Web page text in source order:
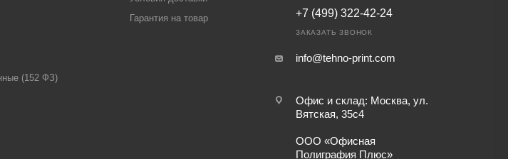
(152 ФЗ)
Гарантия на товар
+7 (499) 322-42-24
ЗАКАЗАТЬ ЗВОНОК
info@tehno-print.com
Офис и склад: Москва, ул.
Вятская, 35с4
ООО «Офисная
Полиграфия Плюс»